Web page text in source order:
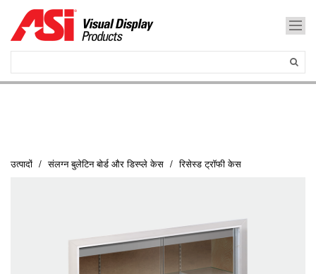
उत्पादों संलग्न बुलेटिन बोर्ड और डिस्प्ले केस रिसेस्ड ट्रॉफी केस